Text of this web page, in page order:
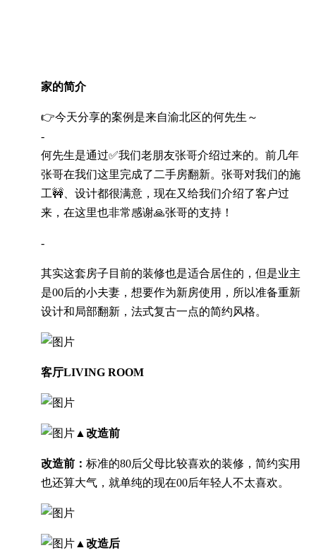
家的简介
👉今天分享的案例是来自渝北区的何先生～
-
何先生是通过✅我们老朋友张哥介绍过来的。前几年
张哥在我们这里完成了二手房翻新。张哥对我们的施
工🚧、设计都很满意，现在又给我们介绍了客户过
来，在这里也非常感谢🙏张哥的支持！
-
其实这套房子目前的装修也是适合居住的，但是业主
是00后的小夫妻，想要作为新房使用，所以准备重新
设计和局部翻新，法式复古一点的简约风格。
客厅LIVING ROOM
▲改造前
改造前： 标准的80后父母比较喜欢的装修，简约实用
也还算大气，就单纯的现在00后年轻人不太喜欢。
▲改造后